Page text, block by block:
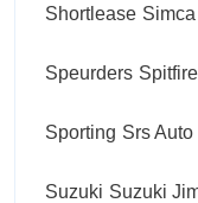
Shortlease Simca
Speurders
Sporting Srs Auto
Suzuki Suzuki